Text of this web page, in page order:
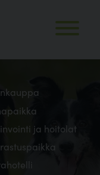
ja hoitolat